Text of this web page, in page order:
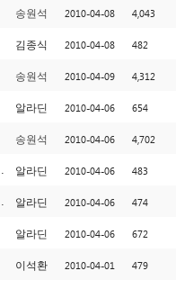
송원석 2010-04-08 4,043
김종식 2010-04-08 482
송원석 2010-04-09 4,312
알라딘 2010-04-06 654
송원석 2010-04-06 4,702
[1]
알라딘 2010-04-06 483
[2]
알라딘 2010-04-06 474
알라딘 2010-04-06 672
이석환 2010-04-01 479